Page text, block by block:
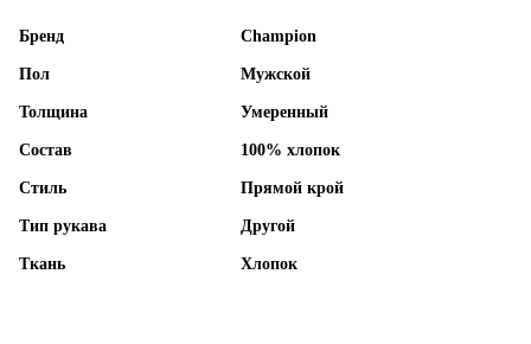
Бренд Champion
Пол Мужской
Толщина Умеренный
Состав 100% хлопок
Стиль Прямой крой
Тип рукава Другой
Ткань Хлопок